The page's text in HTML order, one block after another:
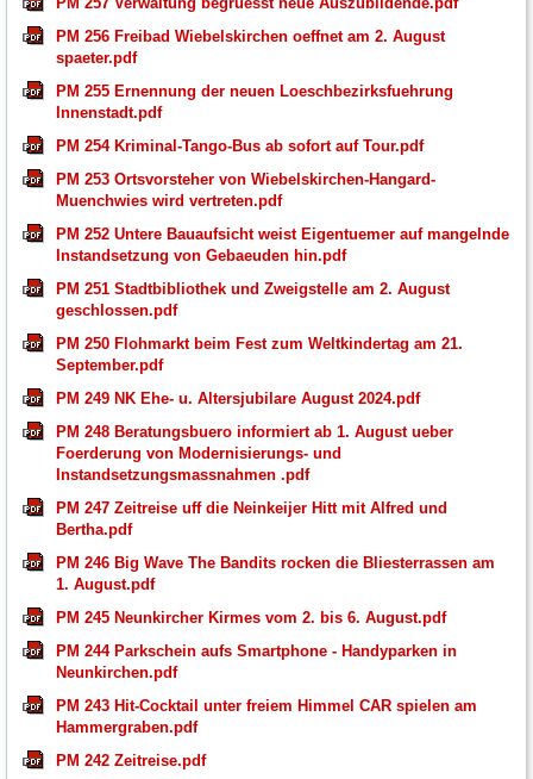
PM 256 Freibad Wiebelskirchen oeffnet am 2. August
spaeter.pdf
PM 255 Ernennung der neuen Loeschbezirksfuehrung
Innenstadt.pdf
PM 254 Kriminal-Tango-Bus ab sofort auf Tour.pdf
PM 253 Ortsvorsteher von Wiebelskirchen-Hangard-
Muenchwies wird vertreten.pdf
PM 252 Untere Bauaufsicht weist Eigentuemer auf mangelnde
Instandsetzung von Gebaeuden hin.pdf
PM 251 Stadtbibliothek und Zweigstelle am 2. August
geschlossen.pdf
PM 250 Flohmarkt beim Fest zum Weltkindertag am 21.
September.pdf
PM 249 NK Ehe- u. Altersjubilare August 2024.pdf
PM 248 Beratungsbuero informiert ab 1. August ueber
Foerderung von Modernisierungs- und
Instandsetzungsmassnahmen .pdf
PM 247 Zeitreise uff die Neinkeijer Hitt mit Alfred und
Bertha.pdf
PM 246 Big Wave The Bandits rocken die Bliesterrassen am
1. August.pdf
PM 245 Neunkircher Kirmes vom 2. bis 6. August.pdf
PM 244 Parkschein aufs Smartphone - Handyparken in
Neunkirchen.pdf
PM 243 Hit-Cocktail unter freiem Himmel CAR spielen am
Hammergraben.pdf
PM 242 Zeitreise.pdf